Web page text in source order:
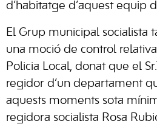
d’habitatge d’aquest equip
El Grup municipal socialista
una moció de control
Policia Local, donat que el
regidor d’un departament
aquests moments sota
regidora socialista Rosa